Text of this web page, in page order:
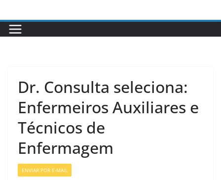
para
o
Dr. Consulta seleciona:
Enfermeiros Auxiliares e
Técnicos de
Enfermagem
ENVIAR POR E-MAIL